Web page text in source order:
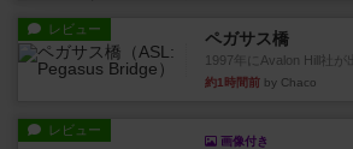
レビュー ペガサス橋
1997年にAvalon Hill社が
約1時間前 by Chaco
レビュー
画像付き